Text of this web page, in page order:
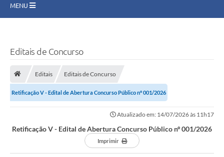
MENU
Turismo
Ouvidoria
Editais de Concurso
Editais Editais de Concurso
Retificação V - Edital de Abertura Concurso Público nº 001/2026
Atualizado em: 14/07/2026 às 11h17
Retificação V - Edital de Abertura Concurso Público nº 001/2026
Imprimir